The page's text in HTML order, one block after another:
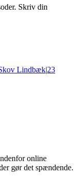
Skriv din
Lindbæk|23
online
gør det spændende.